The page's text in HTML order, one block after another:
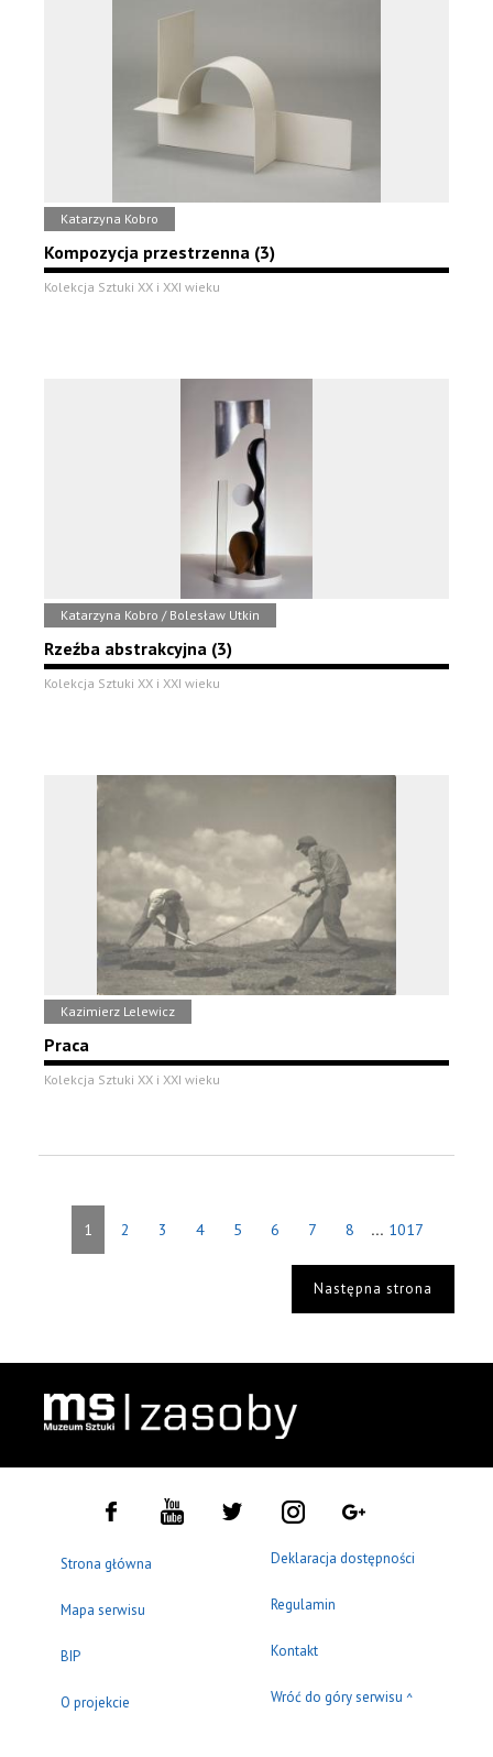
Katarzyna Kobro
Kompozycja przestrzenna (3)
Kolekcja Sztuki XX i XXI wieku
Katarzyna Kobro / Bolesław Utkin
Rzeźba abstrakcyjna (3)
Kolekcja Sztuki XX i XXI wieku
Kazimierz Lelewicz
Praca
Kolekcja Sztuki XX i XXI wieku
1 2 3 4 5 6 7 8 ... 1017
Następna strona
Strona główna
Mapa serwisu
BIP
O projekcie
Deklaracja dostępności
Regulamin
Kontakt
Wróć do góry serwisu ^